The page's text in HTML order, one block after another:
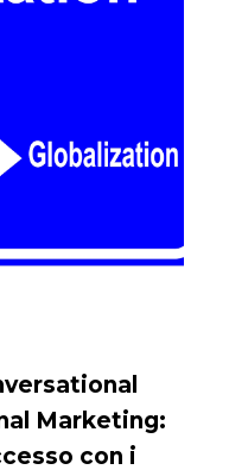
Marketing:
con i